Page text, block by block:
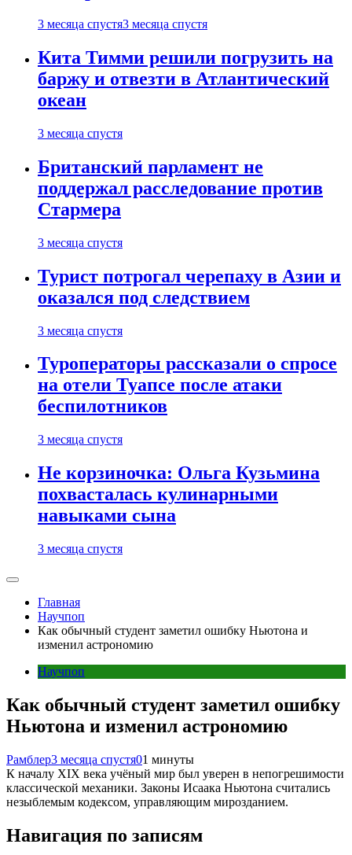
3 месяца спустя3 месяца спустя
Кита Тимми решили погрузить на
баржу и отвезти в Атлантический
океан
3 месяца спустя
Британский парламент не
поддержал расследование против
Стармера
3 месяца спустя
Турист потрогал черепаху в Азии и
оказался под следствием
3 месяца спустя
Туроператоры рассказали о спросе
на отели Туапсе после атаки
беспилотников
3 месяца спустя
Не корзиночка: Ольга Кузьмина
похвасталась кулинарными
навыками сына
3 месяца спустя
Главная
Научпоп
Как обычный студент заметил ошибку Ньютона и
изменил астрономию
Научпоп
Как обычный студент заметил ошибку
Ньютона и изменил астрономию
Рамблер3 месяца спустя01 минуты
К началу XIX века учёный мир был уверен в непогрешимости
классической механики. Законы Исаака Ньютона считались
незыблемым кодексом, управляющим мирозданием.
Навигация по записям